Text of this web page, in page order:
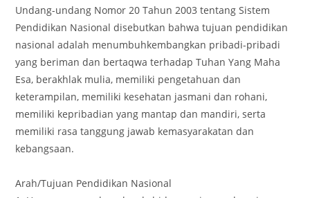
Undang-undang Nomor 20 Tahun 2003 tentang Sistem
Pendidikan Nasional disebutkan bahwa tujuan pendidikan
nasional adalah menumbuhkembangkan pribadi-pribadi
yang beriman dan bertaqwa terhadap Tuhan Yang Maha
Esa, berakhlak mulia, memiliki pengetahuan dan
keterampilan, memiliki kesehatan jasmani dan rohani,
memiliki kepribadian yang mantap dan mandiri, serta
memiliki rasa tanggung jawab kemasyarakatan dan
kebangsaan.
Arah/Tujuan Pendidikan Nasional